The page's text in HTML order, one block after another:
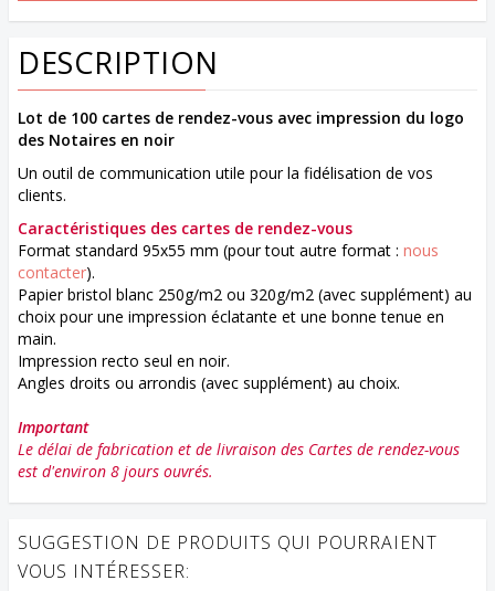
DESCRIPTION
Lot de 100 cartes de rendez-vous avec impression du logo
des Notaires en noir
Un outil de communication utile pour la fidélisation de vos
clients.
Caractéristiques des cartes de rendez-vous
Format standard 95x55 mm (pour tout autre format : nous
contacter).
Papier bristol blanc 250g/m2 ou 320g/m2 (avec supplément) au
choix pour une impression éclatante et une bonne tenue en
main.
Impression recto seul en noir.
Angles droits ou arrondis (avec supplément) au choix.
Important
Le délai de fabrication et de livraison des Cartes de rendez-vous
est d'environ 8 jours ouvrés.
SUGGESTION DE PRODUITS QUI POURRAIENT
VOUS INTÉRESSER: